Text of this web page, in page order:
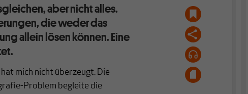
aber nicht alles.
die weder das
allein lösen können. Eine
hat mich nicht überzeugt. Die
Problem begleite die